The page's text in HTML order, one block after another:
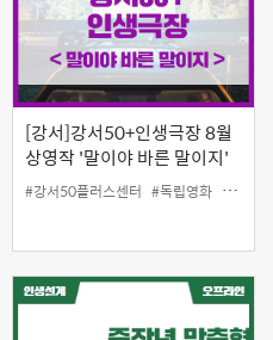
[강서]강서50+인생극장 8월
상영작 '말이야 바른 말이지'
#강서50플러스센터 #독립영화 #인생극장